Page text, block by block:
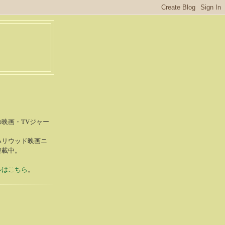
画・TVジャー
リウッド映画ニ
中。
こちら。